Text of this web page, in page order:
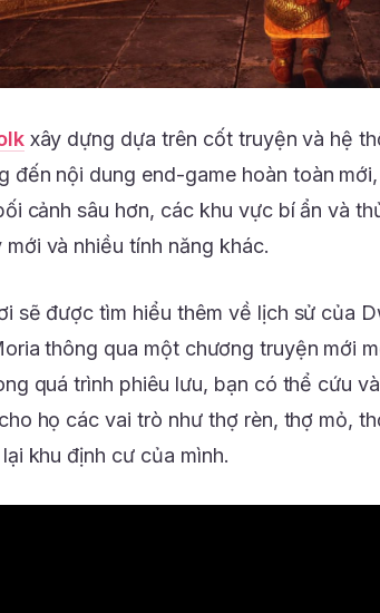
xây dựng dựa trên cốt truyện và hệ
đến nội dung end-game hoàn toàn
cảnh sâu hơn, các khu vực bí ẩn và
mới và nhiều tính năng khác.
sẽ được tìm hiểu thêm về lịch sử của
thông qua một chương truyện mới
quá trình phiêu lưu, bạn có thể cứu
họ các vai trò như thợ rèn, thợ mỏ,
khu định cư của mình.